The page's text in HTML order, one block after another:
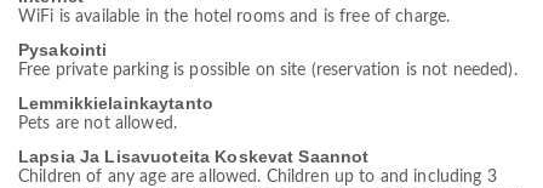
WiFi is available in the hotel rooms and is free of charge.
Pysakointi
Free private parking is possible on site (reservation is not needed).
Lemmikkielainkaytanto
Pets are not allowed.
Lapsia Ja Lisavuoteita Koskevat Saannot
Children of any age are allowed. Children up to and including 3